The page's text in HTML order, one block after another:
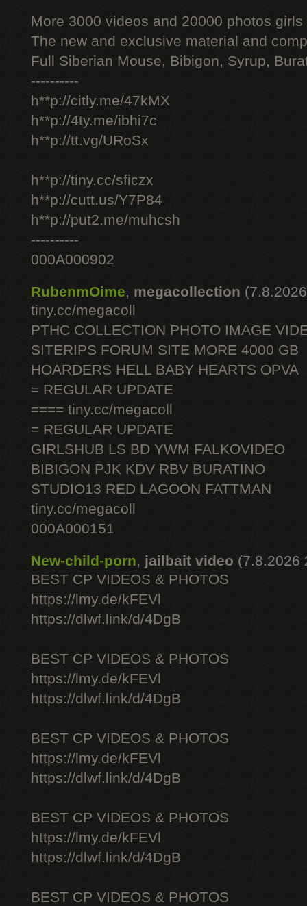
More 3000 videos and 20000 photos
The new and exclusive material and
Full Siberian Mouse, Bibigon, Syrup,
----------
h**p://citly.me/47kMX
h**p://4ty.me/ibhi7c
h**p://tt.vg/URoSx
h**p://tiny.cc/sficzx
h**p://cutt.us/Y7P84
h**p://put2.me/muhcsh
----------
000A000902
RubenmOime, megacollection
tiny.cc/megacoll
PTHC COLLECTION PHOTO IMAGE
SITERIPS FORUM SITE MORE 4000 GB
HOARDERS HELL BABY HEARTS OPVA
= REGULAR UPDATE
==== tiny.cc/megacoll
= REGULAR UPDATE
GIRLSHUB LS BD YWM FALKOVIDEO
BIBIGON PJK KDV RBV BURATINO
STUDIO13 RED LAGOON FATTMAN
tiny.cc/megacoll
000A000151
New-child-porn, jailbait video (7.8.2026
BEST CP VIDEOS & PHOTOS
https://lmy.de/kFEVl
https://dlwf.link/d/4DgB
BEST CP VIDEOS & PHOTOS
https://lmy.de/kFEVl
https://dlwf.link/d/4DgB
BEST CP VIDEOS & PHOTOS
https://lmy.de/kFEVl
https://dlwf.link/d/4DgB
BEST CP VIDEOS & PHOTOS
https://lmy.de/kFEVl
https://dlwf.link/d/4DgB
BEST CP VIDEOS & PHOTOS